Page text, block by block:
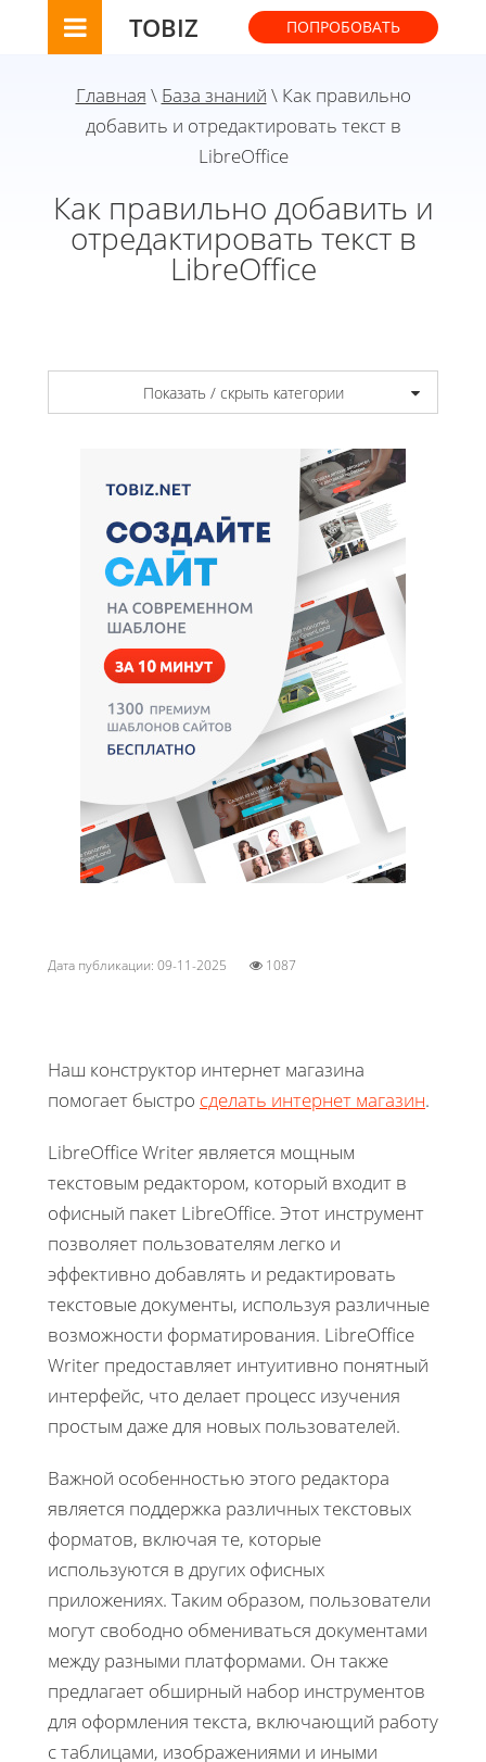
TOBIZ ПОПРОБОВАТЬ
Главная \ База знаний \ Как правильно
добавить и отредактировать текст в
LibreOffice
Как правильно добавить и
отредактировать текст в
LibreOffice
Показать / скрыть категории
Дата публикации: 09-11-2025 1087
Наш конструктор интернет магазина
помогает быстро сделать интернет магазин.
LibreOffice Writer является мощным
текстовым редактором, который входит в
офисный пакет LibreOffice. Этот инструмент
позволяет пользователям легко и
эффективно добавлять и редактировать
текстовые документы, используя различные
возможности форматирования. LibreOffice
Writer предоставляет интуитивно понятный
интерфейс, что делает процесс изучения
простым даже для новых пользователей.
Важной особенностью этого редактора
является поддержка различных текстовых
форматов, включая те, которые
используются в других офисных
приложениях. Таким образом, пользователи
могут свободно обмениваться документами
между разными платформами. Он также
предлагает обширный набор инструментов
для оформления текста, включающий работу
с таблицами, изображениями и иными